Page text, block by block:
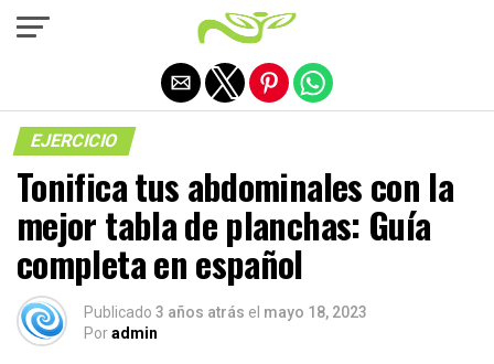
EJERCICIO
Tonifica tus abdominales con la
mejor tabla de planchas: Guía
completa en español
Publicado 3 años atrás el mayo 18, 2023
Poradmin
Salir de la versión móvil